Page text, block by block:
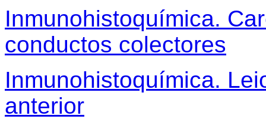
Inmunohistoquímica.
conductos colectores
Inmunohistoquímica.
anterior